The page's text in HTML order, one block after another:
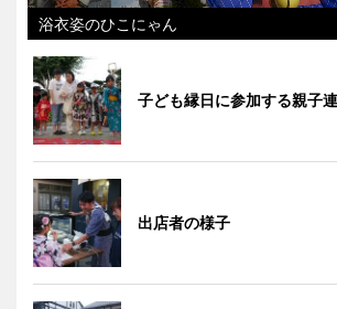
浴衣姿のひこにゃん
子ども縁日に参加する親子
出店者の様子